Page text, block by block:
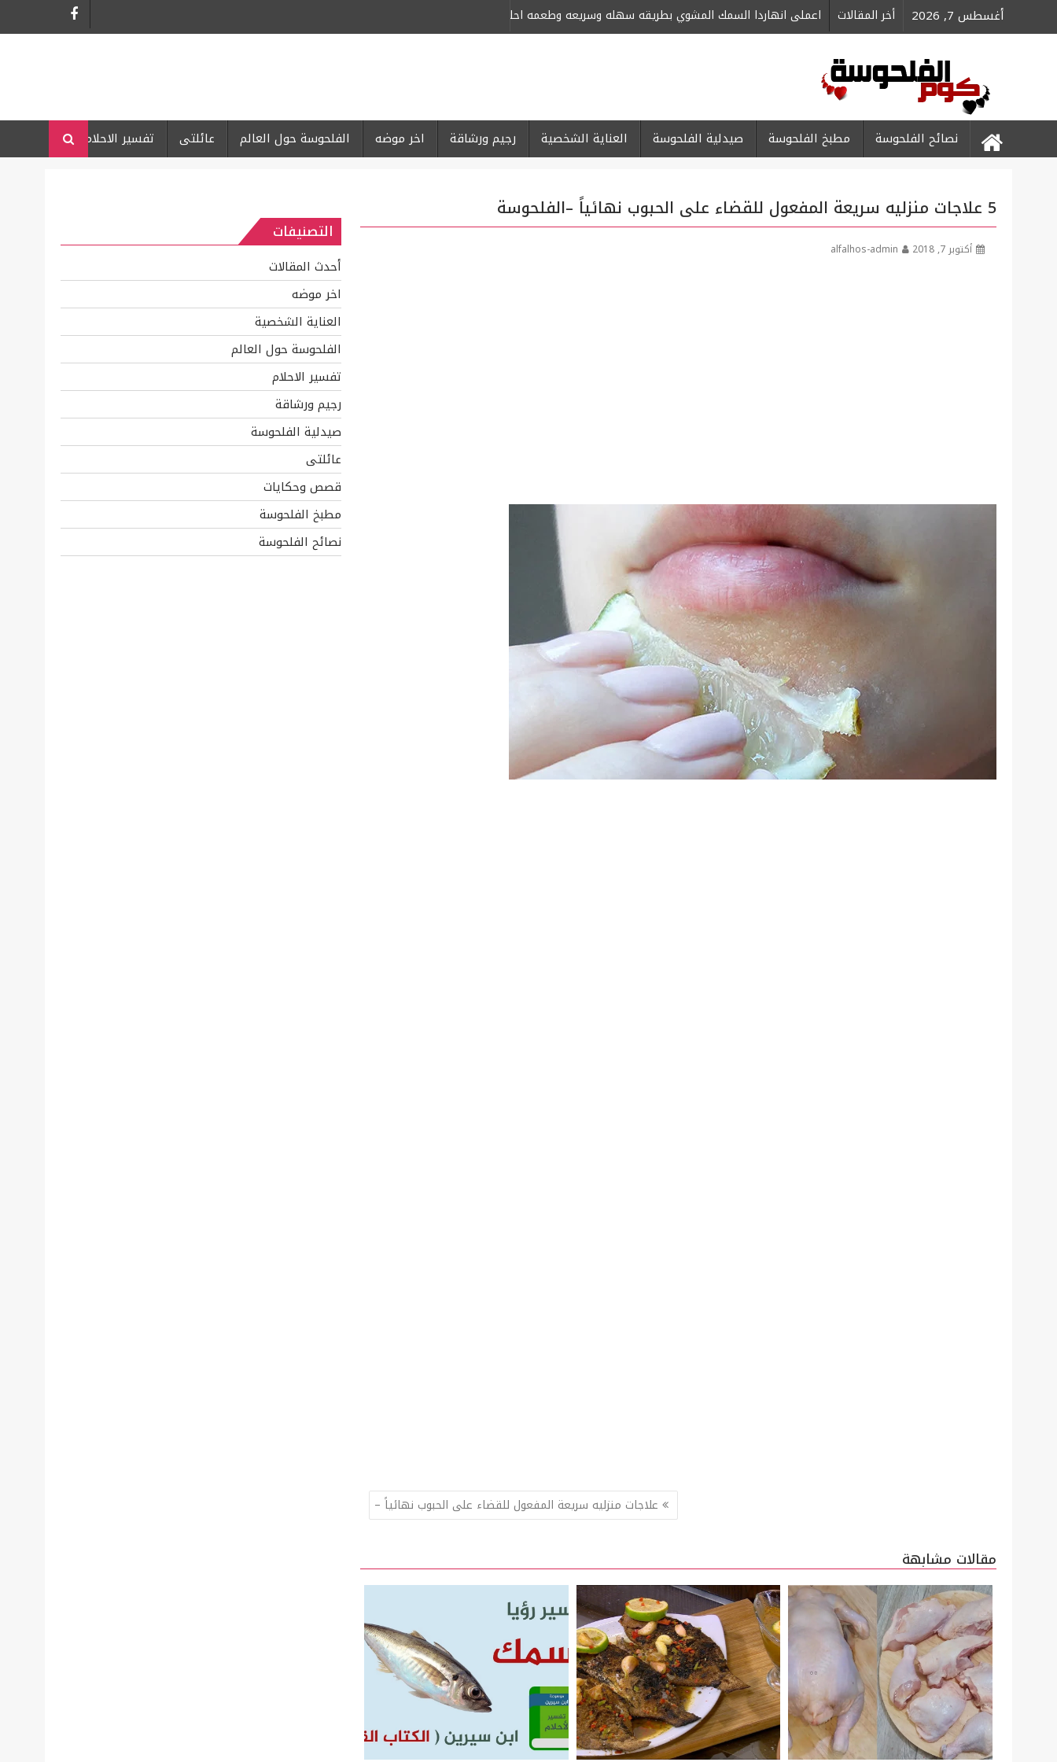
أغسطس 7, 2026 أخر المقالات اعملى انهاردا السمك المشوي بطريقه سهله وسريعه وطعمه احلى من كبار المحلات
نصائح الفلحوسة مطبخ الفلحوسة صيدلية الفلحوسة العناية الشخصية رجيم ورشاقة اخر موضه الفلحوسة حول العالم عائلتى تفسير الاحلام
5 علاجات منزليه سريعة المفعول للقضاء على الحبوب نهائياً –الفلحوسة
أكتوبر 7, 2018 alfalhos-admin
علاجات منزليه سريعة المفعول للقضاء على الحبوب نهائياً –
مقالات مشابهة
التصنيفات
أحدث المقالات
اخر موضه
العناية الشخصية
الفلحوسة حول العالم
تفسير الاحلام
رجيم ورشاقة
صيدلية الفلحوسة
عائلتى
قصص وحكايات
مطبخ الفلحوسة
نصائح الفلحوسة